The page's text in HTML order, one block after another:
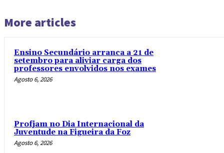
More articles
Ensino Secundário arranca a 21 de
setembro para aliviar carga dos
professores envolvidos nos exames
Agosto 6, 2026
Profjam no Dia Internacional da
Juventude na Figueira da Foz
Agosto 6, 2026